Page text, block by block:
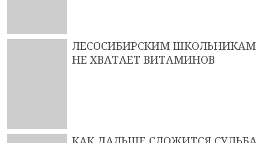
ЛЕСОСИБИРСКИМ ШКОЛЬНИКАМ
НЕ ХВАТАЕТ ВИТАМИНОВ